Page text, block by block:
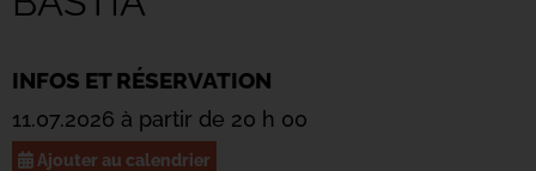
INFOS ET RÉSERVATION
11.07.2026 à partir de 20 h 00
Ajouter au calendrier